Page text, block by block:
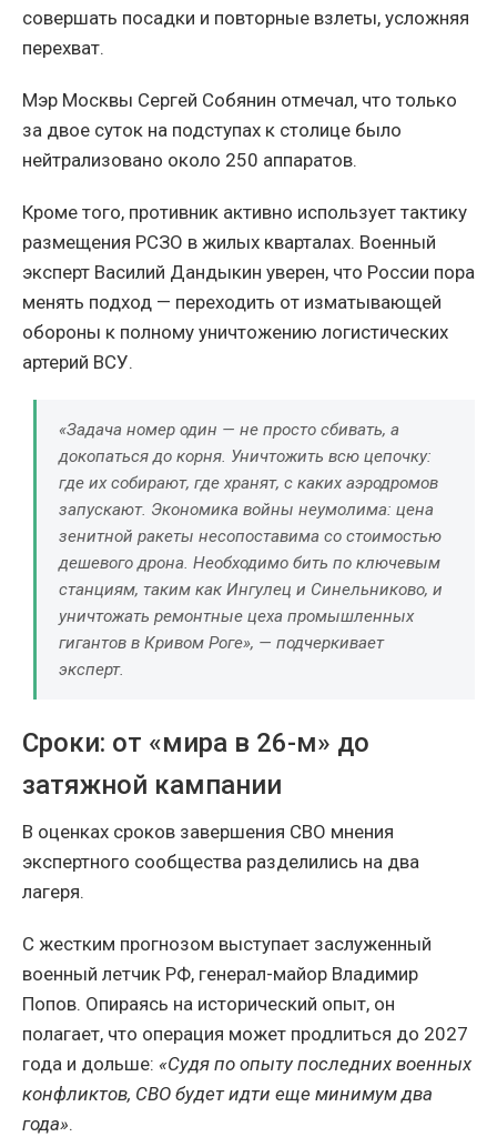
совершать посадки и повторные взлеты, усложняя
перехват.
Мэр Москвы Сергей Собянин отмечал, что только
за двое суток на подступах к столице было
нейтрализовано около 250 аппаратов.
Кроме того, противник активно использует тактику
размещения РСЗО в жилых кварталах. Военный
эксперт Василий Дандыкин уверен, что России пора
менять подход — переходить от изматывающей
обороны к полному уничтожению логистических
артерий ВСУ.
«Задача номер один — не просто сбивать, а
докопаться до корня. Уничтожить всю цепочку:
где их собирают, где хранят, с каких аэродромов
запускают. Экономика войны неумолима: цена
зенитной ракеты несопоставима со стоимостью
дешевого дрона. Необходимо бить по ключевым
станциям, таким как Ингулец и Синельниково, и
уничтожать ремонтные цеха промышленных
гигантов в Кривом Роге», — подчеркивает
эксперт.
Сроки: от «мира в 26-м» до
затяжной кампании
В оценках сроков завершения СВО мнения
экспертного сообщества разделились на два
лагеря.
С жестким прогнозом выступает заслуженный
военный летчик РФ, генерал-майор Владимир
Попов. Опираясь на исторический опыт, он
полагает, что операция может продлиться до 2027
года и дольше: «Судя по опыту последних военных
конфликтов, СВО будет идти еще минимум два
года».